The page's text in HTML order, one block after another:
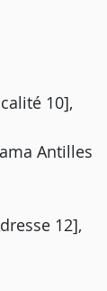
10],
Antilles
12],